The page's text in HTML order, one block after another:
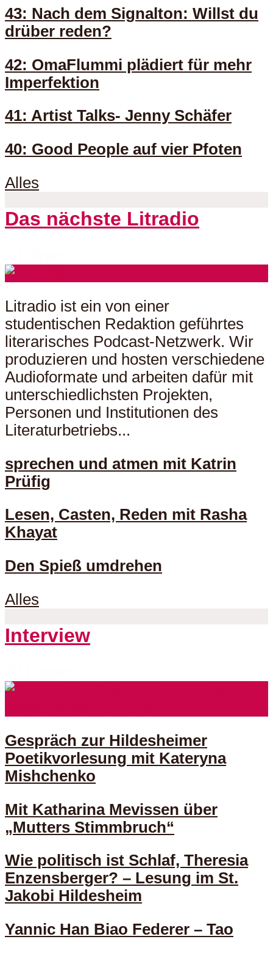
43: Nach dem Signalton: Willst du
drüber reden?
42: OmaFlummi plädiert für mehr
Imperfektion
41: Artist Talks- Jenny Schäfer
40: Good People auf vier Pfoten
Alles
Das nächste Litradio
Litradio ist ein von einer
studentischen Redaktion geführtes
literarisches Podcast-Netzwerk. Wir
produzieren und hosten verschiedene
Audioformate und arbeiten dafür mit
unterschiedlichsten Projekten,
Personen und Institutionen des
Literaturbetriebs...
sprechen und atmen mit Katrin
Prüfig
Lesen, Casten, Reden mit Rasha
Khayat
Den Spieß umdrehen
Alles
Interview
Gespräch zur Hildesheimer
Poetikvorlesung mit Kateryna
Mishchenko
Mit Katharina Mevissen über
„Mutters Stimmbruch“
Wie politisch ist Schlaf, Theresia
Enzensberger? – Lesung im St.
Jakobi Hildesheim
Yannic Han Biao Federer – Tao